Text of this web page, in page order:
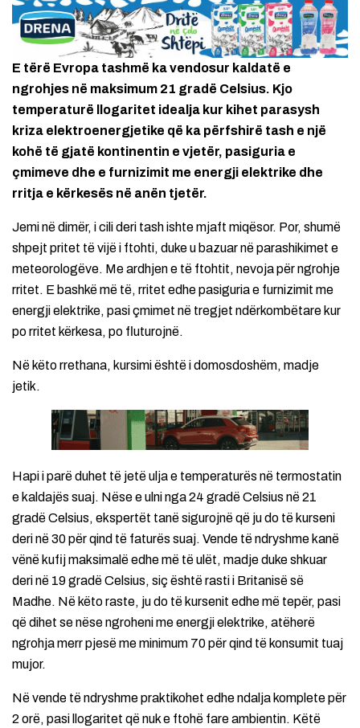
E tërë Evropa tashmë ka vendosur kaldatë e
ngrohjes në maksimum 21 gradë Celsius. Kjo
temperaturë llogaritet idealja kur kihet parasysh
kriza elektroenergjetike që ka përfshirë tash e një
kohë të gjatë kontinentin e vjetër, pasiguria e
çmimeve dhe e furnizimit me energji elektrike dhe
rritja e kërkesës në anën tjetër.
Jemi në dimër, i cili deri tash ishte mjaft miqësor. Por, shumë
shpejt pritet të vijë i ftohti, duke u bazuar në parashikimet e
meteorologëve. Me ardhjen e të ftohtit, nevoja për ngrohje
rritet. E bashkë më të, rritet edhe pasiguria e furnizimit me
energji elektrike, pasi çmimet në tregjet ndërkombëtare kur
po rritet kërkesa, po fluturojnë.
Në këto rrethana, kursimi është i domosdoshëm, madje
jetik.
Hapi i parë duhet të jetë ulja e temperaturës në termostatin
e kaldajës suaj. Nëse e ulni nga 24 gradë Celsius në 21
gradë Celsius, ekspertët tanë sigurojnë që ju do të kurseni
deri në 30 për qind të faturës suaj. Vende të ndryshme kanë
vënë kufij maksimalë edhe më të ulët, madje duke shkuar
deri në 19 gradë Celsius, siç është rasti i Britanisë së
Madhe. Në këto raste, ju do të kursenit edhe më tepër, pasi
që dihet se nëse ngroheni me energji elektrike, atëherë
ngrohja merr pjesë me minimum 70 për qind të konsumit tuaj
mujor.
Në vende të ndryshme praktikohet edhe ndalja komplete për
2 orë, pasi llogaritet që nuk e ftohë fare ambientin. Këtë